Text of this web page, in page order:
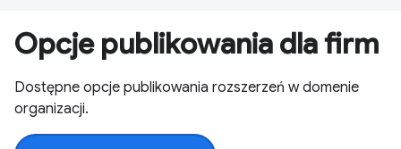
Opcje publikowania dla firm
Dostępne opcje publikowania rozszerzeń w domenie
organizacji.